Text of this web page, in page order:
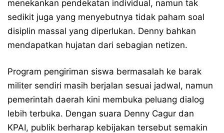
menekankan pendekatan individual, namun tak
sedikit juga yang menyebutnya tidak paham soal
disiplin massal yang diperlukan. Denny bahkan
mendapatkan hujatan dari sebagian netizen.
Program pengiriman siswa bermasalah ke barak
militer sendiri masih berjalan sesuai jadwal, namun
pemerintah daerah kini membuka peluang dialog
lebih terbuka. Dengan suara Denny Cagur dan
KPAI, publik berharap kebijakan tersebut semakin